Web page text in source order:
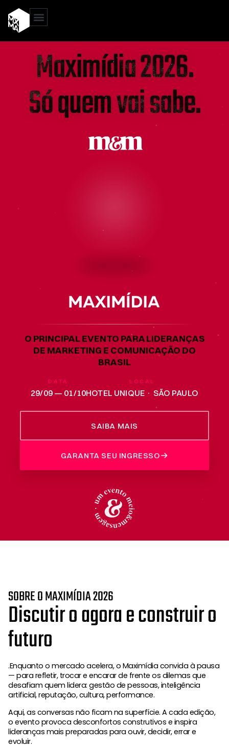
Maximídia 2026.
Só quem vai sabe.
O PRINCIPAL EVENTO PARA LIDERANÇAS
DE MARKETING E COMUNICAÇÃO DO
BRASIL
DATA
29/09 — 01/10
LOCAL
HOTEL UNIQUE · SÃO PAULO
SAIBA MAIS
GARANTA SEU INGRESSO
SOBREOMAXIMÍDIA2026
Discutiroagoraeconstruiro
futuro
.Enquanto o mercado acelera, o Maximídia convida à pausa
— para refletir, trocar e encarar de frente os dilemas que
desafiam quem lidera: gestão de pessoas, inteligência
artificial, reputação, cultura, performance.
Aqui, as conversas não ficam na superfície. A cada edição,
o evento provoca desconfortos construtivos e inspira
lideranças mais preparadas para ouvir, decidir, errar e
evoluir.